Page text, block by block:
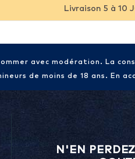
Livraison 5 à 10
avec modération. La
de moins de 18 ans. En
N'EN